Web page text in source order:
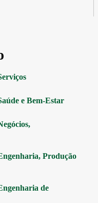
e Bem-Estar
Produção
de